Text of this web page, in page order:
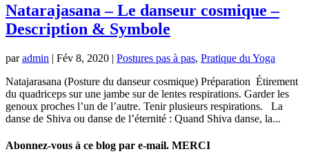
Natarajasana – Le danseur cosmique –
Description & Symbole
paradmin | Fév 8, 2020 | Postures pas à pas, Pratique du Yoga
Natajarasana (Posture du danseur cosmique) Préparation Étirement
du quadriceps sur une jambe sur de lentes respirations. Garder les
genoux proches l’un de l’autre. Tenir plusieurs respirations. La
danse de Shiva ou danse de l’éternité : Quand Shiva danse, la...
Abonnez-vous à ce blog par e-mail. MERCI